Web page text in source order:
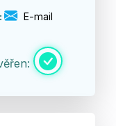
E-mail